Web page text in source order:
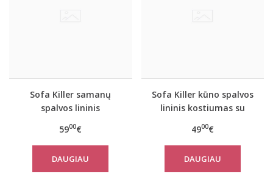
Sofa Killer samanų
spalvos lininis
5900€
DAUGIAU
Sofa Killer kūno spalvos
lininis kostiumas su
4900€
DAUGIAU